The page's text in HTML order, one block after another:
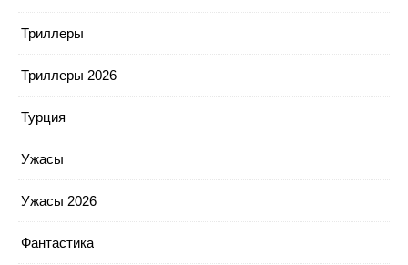
Триллеры
Триллеры 2026
Турция
Ужасы
Ужасы 2026
Фантастика